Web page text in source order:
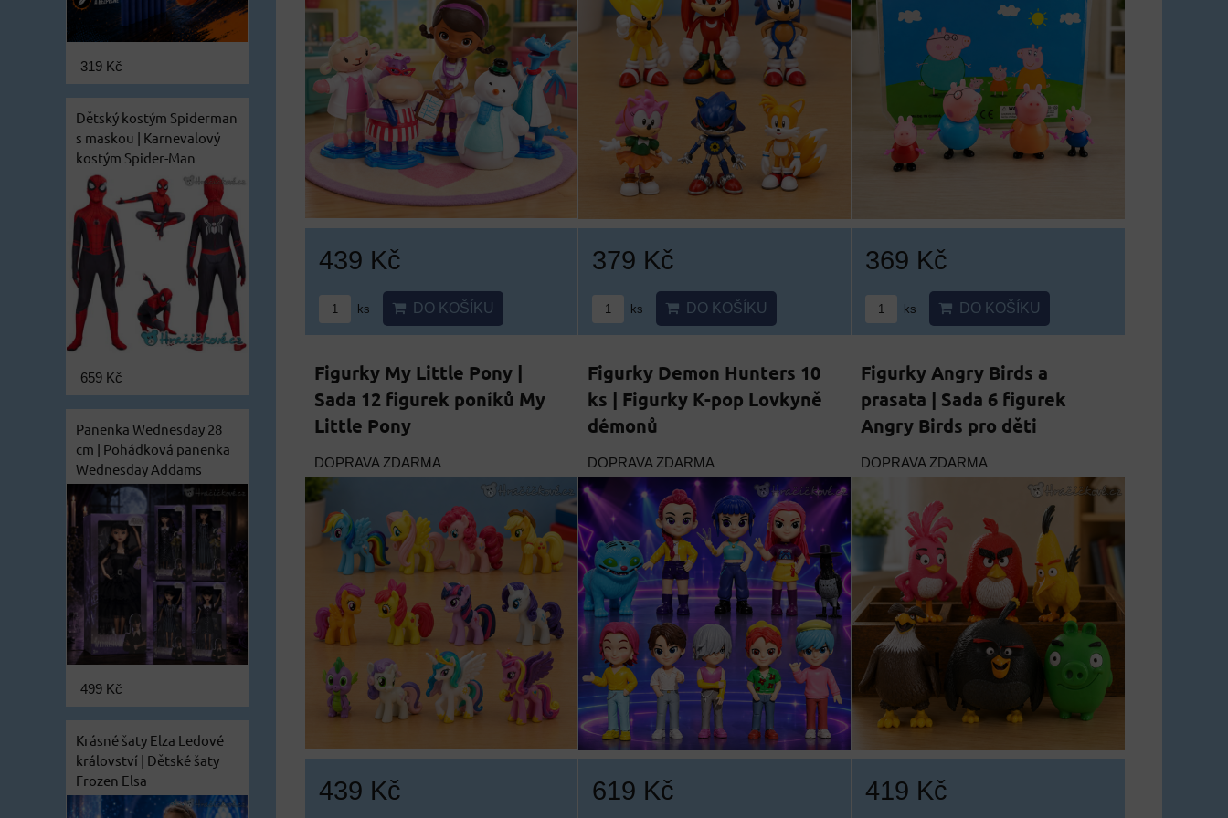
439 Kč
ks DO KOŠÍKU
379 Kč
ks DO KOŠÍKU
369 Kč
ks DO KOŠÍKU
Figurky My Little Pony |
Sada 12 figurek poníků My
Little Pony
DOPRAVA ZDARMA
439 Kč
Figurky Demon Hunters 10
ks | Figurky K-pop Lovkyně
démonů
DOPRAVA ZDARMA
619 Kč
Figurky Angry Birds a
prasata | Sada 6 figurek
Angry Birds pro děti
DOPRAVA ZDARMA
419 Kč
319 Kč
Dětský kostým Spiderman
s maskou | Karnevalový
kostým Spider-Man
659 Kč
Panenka Wednesday 28
cm | Pohádková panenka
Wednesday Addams
499 Kč
Krásné šaty Elza Ledové
království | Dětské šaty
Frozen Elsa